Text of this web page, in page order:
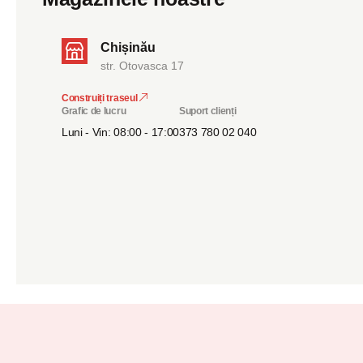
Chișinău
str. Otovasca 17
Construiți traseul
Grafic de lucru
Luni - Vin: 08:00 - 17:00
Suport clienți
373 780 02 040